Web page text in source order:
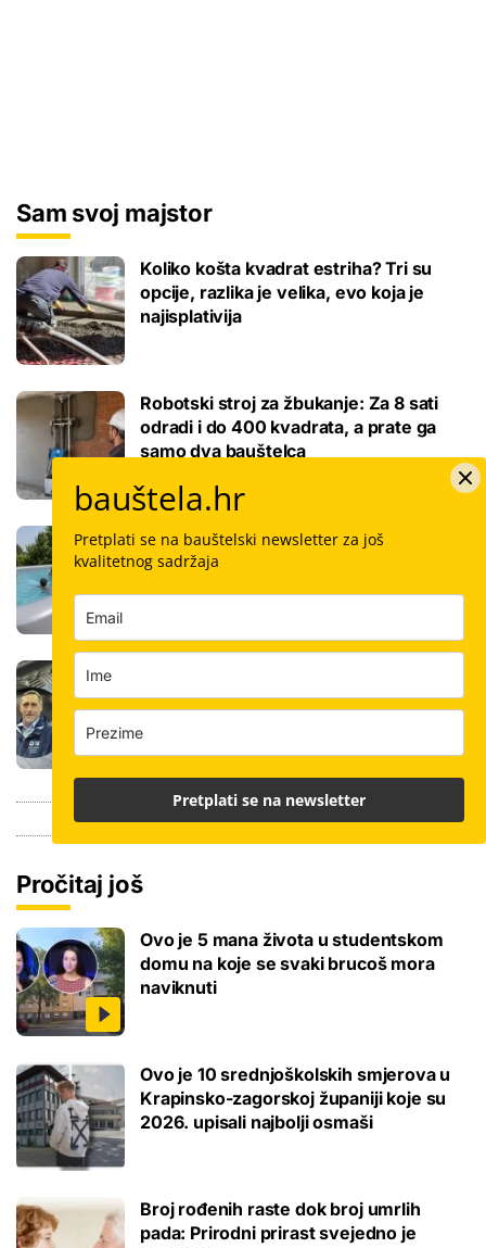
Sam svoj majstor
Koliko košta kvadrat estriha? Tri su
opcije, razlika je velika, evo koja je
najisplativija
Robotski stroj za žbukanje: Za 8 sati
odradi i do 400 kvadrata, a prate ga
samo dva bauštelca
Stigla nova generacija kućnih bazena!
Po rubu možete hodati, a od kutije do
pločica: Cijenu određuju površina,
Pročitaj još
Ovo je 5 mana života u studentskom
domu na koje se svaki brucoš mora
naviknuti
Ovo je 10 srednjoškolskih smjerova u
Krapinsko-zagorskoj županiji koje su
2026. upisali najbolji osmaši
Broj rođenih raste dok broj umrlih
pada: Prirodni prirast svejedno je
bauštela.hr
Pretplati se na bauštelski newsletter za još
kvalitetnog sadržaja
Pretplati se na newsletter